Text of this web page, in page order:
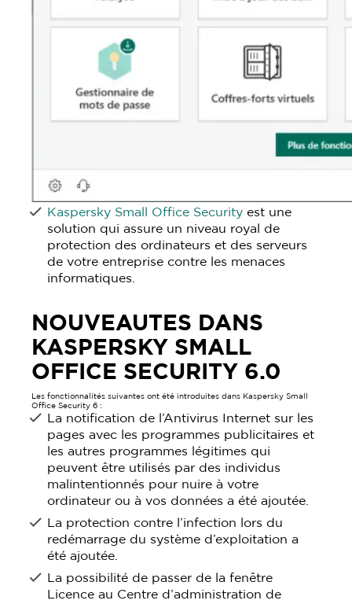
Kaspersky Small Office Security est une
solution qui assure un niveau royal de
protection des ordinateurs et des serveurs
de votre entreprise contre les menaces
informatiques.
NOUVEAUTES DANS
KASPERSKY SMALL
OFFICE SECURITY 6.0
Les fonctionnalités suivantes ont été introduites dans Kaspersky Small
Office Security 6 :
La notification de l’Antivirus Internet sur les
pages avec les programmes publicitaires et
les autres programmes légitimes qui
peuvent être utilisés par des individus
malintentionnés pour nuire à votre
ordinateur ou à vos données a été ajoutée.
La protection contre l’infection lors du
redémarrage du système d’exploitation a
été ajoutée.
La possibilité de passer de la fenêtre
Licence au Centre d’administration de